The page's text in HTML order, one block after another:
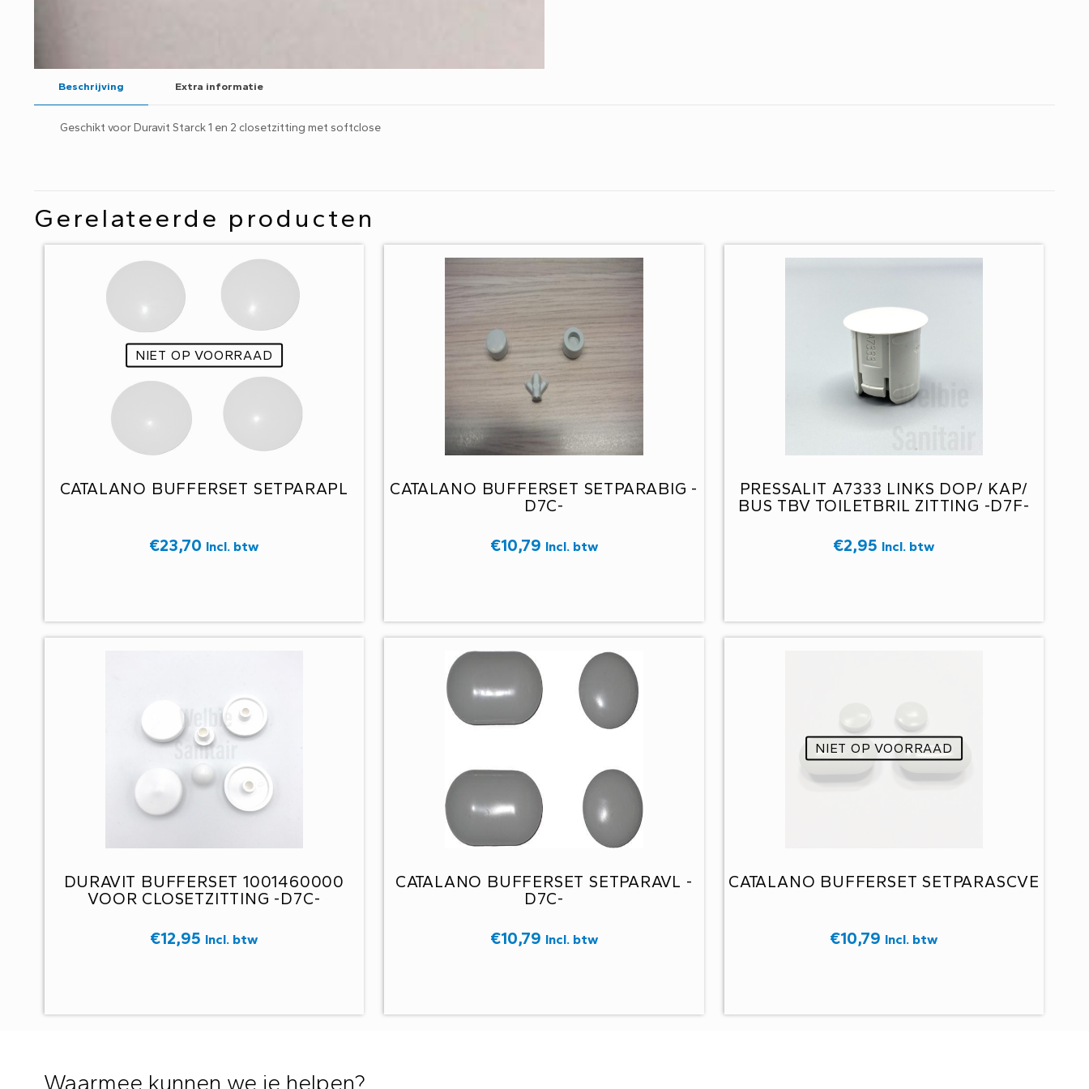
Beschrijving Extra informatie
Geschikt voor Duravit Starck 1 en 2 closetzitting met softclose
Gerelateerde producten
NIET OP VOORRAAD
CATALANO BUFFERSET SETPARAPL
€23,70 Incl. btw
CATALANO BUFFERSET SETPARABIG -
D7C-
€10,79 Incl. btw
PRESSALIT A7333 LINKS DOP/ KAP/
BUS TBV TOILETBRIL ZITTING -D7F-
€2,95 Incl. btw
DURAVIT BUFFERSET 1001460000
VOOR CLOSETZITTING -D7C-
€12,95 Incl. btw
CATALANO BUFFERSET SETPARAVL -
D7C-
€10,79 Incl. btw
NIET OP VOORRAAD
CATALANO BUFFERSET SETPARASCVE
€10,79 Incl. btw
Waarmee kunnen we je helpen?